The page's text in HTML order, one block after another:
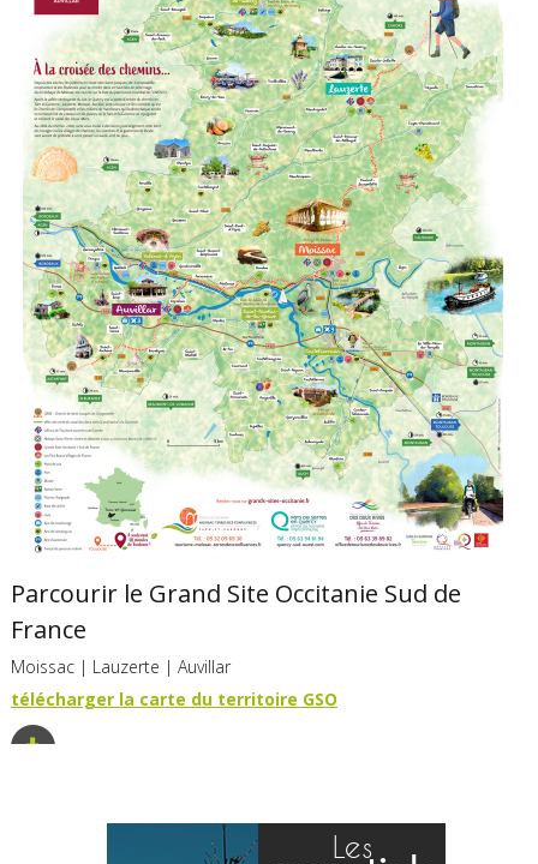
Parcourir le Grand Site Occitanie Sud de
France
Moissac | Lauzerte | Auvillar
télécharger la carte du territoire GSO
Les